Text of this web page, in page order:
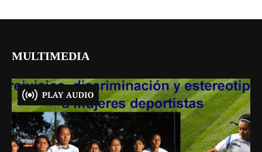
MULTIMEDIA